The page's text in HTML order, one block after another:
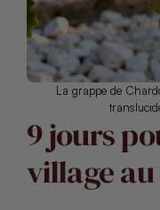
La grappe de
9 jours
village